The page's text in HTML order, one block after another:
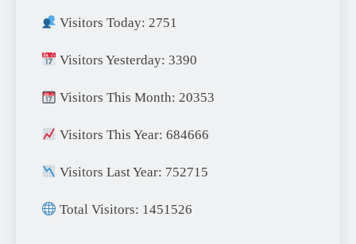
Visitors Today: 2751
Visitors Yesterday: 3390
Visitors This Month: 20353
Visitors This Year: 684666
Visitors Last Year: 752715
Total Visitors: 1451526